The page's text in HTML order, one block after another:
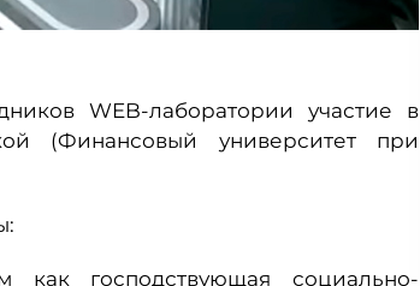
WEB-лаборатории участие в
(Финансовый университет при
как господствующая социально-